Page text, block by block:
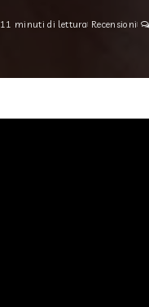
11 minuti di lettura Recensioni